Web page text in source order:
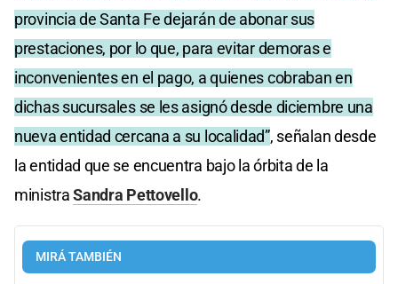
provincia de Santa Fe dejarán de abonar sus
prestaciones, por lo que, para evitar demoras e
inconvenientes en el pago, a quienes cobraban en
dichas sucursales se les asignó desde diciembre una
nueva entidad cercana a su localidad”, señalan desde
la entidad que se encuentra bajo la órbita de la
ministraSandra Pettovello.
MIRÁ TAMBIÉN